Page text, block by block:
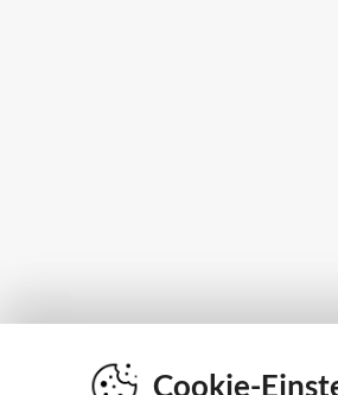
Cookie-